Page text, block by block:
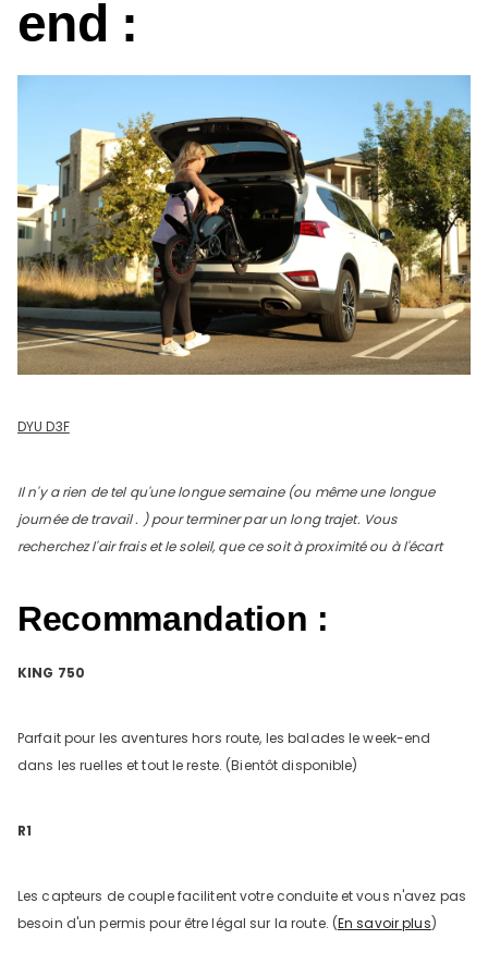
end :
DYU D3F
Il n'y a rien de tel qu'une longue semaine (ou même une longue
journée de travail . ) pour terminer par un long trajet. Vous
recherchez l'air frais et le soleil, que ce soit à proximité ou à l'écart
Recommandation :
KING 750
Parfait pour les aventures hors route, les balades le week-end
dans les ruelles et tout le reste. (Bientôt disponible)
R1
Les capteurs de couple facilitent votre conduite et vous n'avez pas
besoin d'un permis pour être légal sur la route. (En savoir plus)